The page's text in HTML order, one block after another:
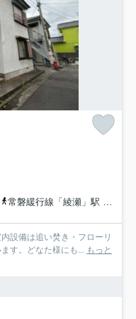
常磐緩行線「綾瀬」駅 徒歩17分
設備は追い焚き・フローリ
す。どなた様にも... もっと